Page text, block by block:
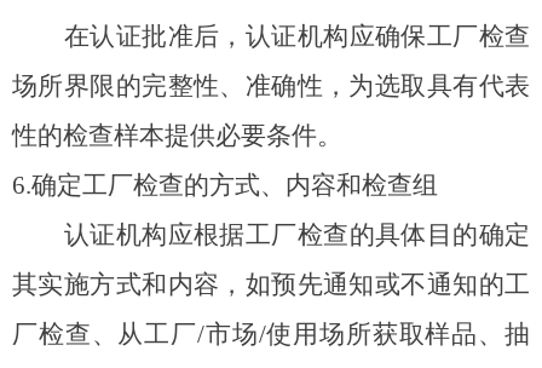
在认证批准后，认证机构应确保工厂检查
场所界限的完整性、准确性，为选取具有代表
性的检查样本提供必要条件。
6.确定工厂检查的方式、内容和检查组
认证机构应根据工厂检查的具体目的确定
其实施方式和内容，如预先通知或不通知的工
厂检查、从工厂/市场/使用场所获取样品、抽